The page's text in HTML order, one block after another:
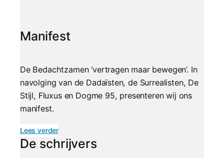
Manifest
De Bedachtzamen ‘vertragen maar bewegen’. In
navolging van de Dadaïsten, de Surrealisten, De
Stijl, Fluxus en Dogme 95, presenteren wij ons
manifest.
Lees verder
De schrijvers